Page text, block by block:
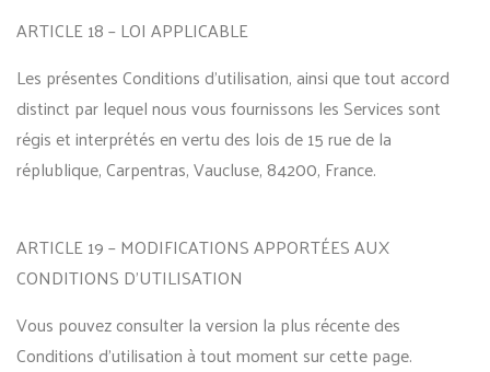
ARTICLE 18 – LOI APPLICABLE
Les présentes Conditions d’utilisation, ainsi que tout accord
distinct par lequel nous vous fournissons les Services sont
régis et interprétés en vertu des lois de 15 rue de la
réplublique, Carpentras, Vaucluse, 84200, France.
ARTICLE 19 – MODIFICATIONS APPORTÉES AUX
CONDITIONS D’UTILISATION
Vous pouvez consulter la version la plus récente des
Conditions d’utilisation à tout moment sur cette page.